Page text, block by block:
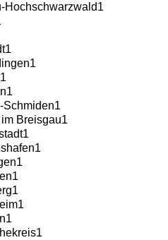
Hochschwarzwald1
1
1
1
1
Schmiden1
Breisgau1
1
1
1
1
1
1
1
1